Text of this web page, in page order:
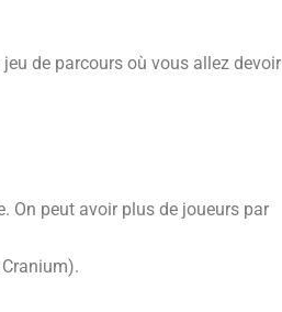
de parcours où vous allez devoir
On peut avoir plus de joueurs par